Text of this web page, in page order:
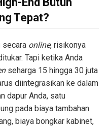
Tepat?
secara online, risikonya
Tapi ketika Anda
seharga 15 hingga 30 juta
diintegrasikan ke dalam
dapur Anda, satu
pada biaya tambahan
biaya bongkar kabinet,